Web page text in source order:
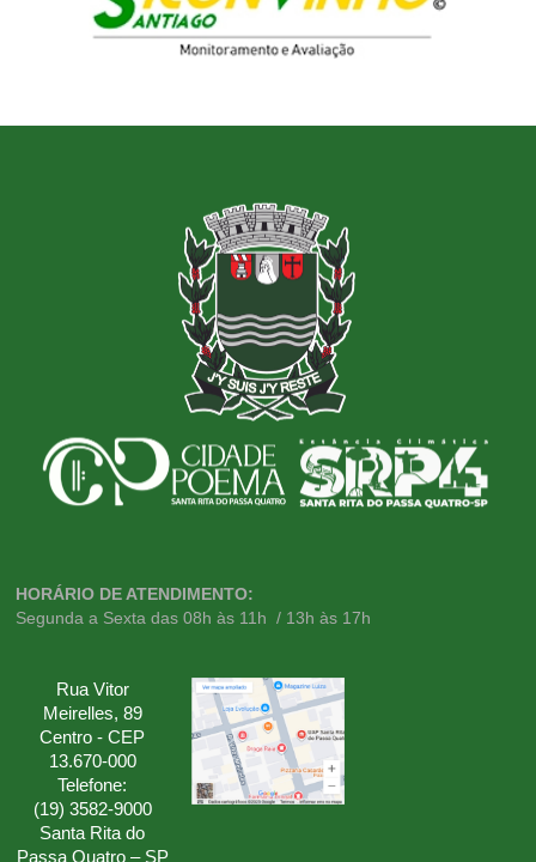
HORÁRIO DE ATENDIMENTO:
Segunda a Sexta das 08h às 11h / 13h às 17h
Rua Vitor
Meirelles, 89
Centro - CEP
13.670-000
Telefone:
(19) 3582-9000
Santa Rita do
Passa Quatro – SP